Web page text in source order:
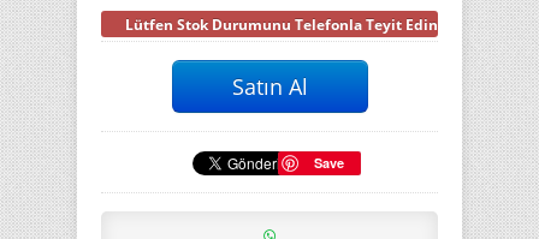
Lütfen Stok Durumunu Telefonla Teyit Ediniz
Save